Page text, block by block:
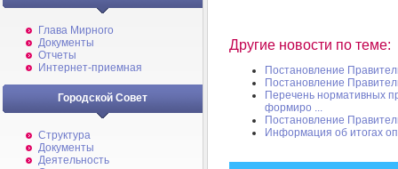
Глава Мирного
Документы
Отчеты
Интернет-приемная
Городской Совет
Структура
Документы
Деятельность
Другие новости по теме:
Постановление
Постановление
Перечень нормативных
формиро ...
Постановление
Информация об итогах